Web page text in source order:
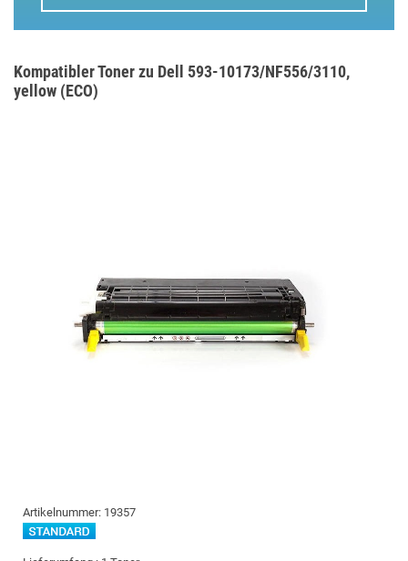
Kompatibler Toner zu Dell 593-10173/NF556/3110,
yellow (ECO)
Artikelnummer: 19357